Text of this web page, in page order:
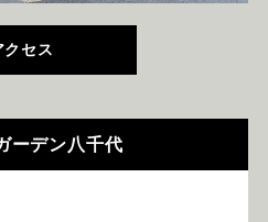
クセス
ーデン八千代